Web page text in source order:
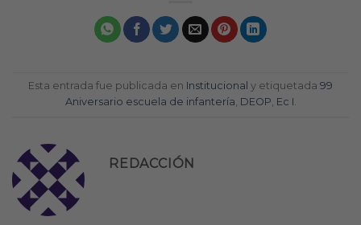
Esta entrada fue publicada en Institucional y etiquetada 99
Aniversario escuela de infantería, DEOP, Ec I.
REDACCIÓN